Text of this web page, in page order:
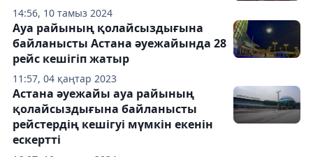
14:56, 10 тамыз 2024
11:57, 04 қаңтар 2023
Ауа райының қолайсыздығына
байланысты Астана әуежайында 28
рейс кешігіп жатыр
Астана әуежайы ауа райының
қолайсыздығына байланысты
рейстердің кешігуі мүмкін екенін
ескертті